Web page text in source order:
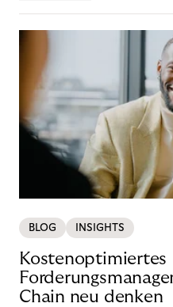
BLOG INSIGHTS
Kostenoptimiertes
Chain neu denken